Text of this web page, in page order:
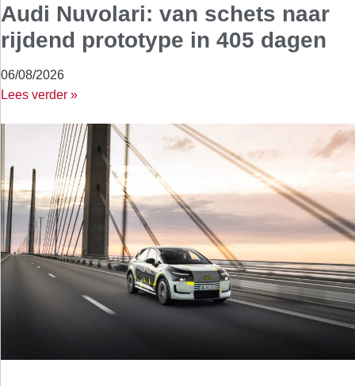
Audi Nuvolari: van schets naar
rijdend prototype in 405 dagen
06/08/2026
Lees verder »